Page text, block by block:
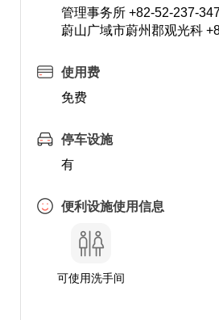
管理事务所 +82-52-237-
蔚山广域市蔚州郡观光科
使用费
免费
停车设施
有
便利设施使用信息
可使用洗手间